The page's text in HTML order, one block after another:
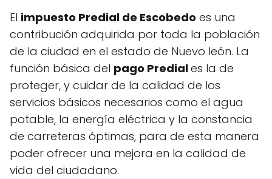
El impuesto Predial de Escobedo es una
contribución adquirida por toda la población
de la ciudad en el estado de Nuevo león. La
función básica del pago Prediales la de
proteger, y cuidar de la calidad de los
servicios básicos necesarios como el agua
potable, la energía eléctrica y la constancia
de carreteras óptimas, para de esta manera
poder ofrecer una mejora en la calidad de
vida del ciudadano.